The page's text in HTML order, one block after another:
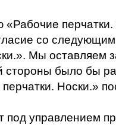
со
Мы оставляем
было бы
Носки.»
управлением